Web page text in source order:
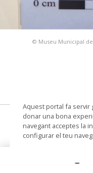
© Museu Municipal
Aquest portal fa
donar una bona
navegant acceptes la
configurar el teu